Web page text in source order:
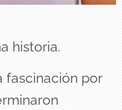
historia.
fascinación por